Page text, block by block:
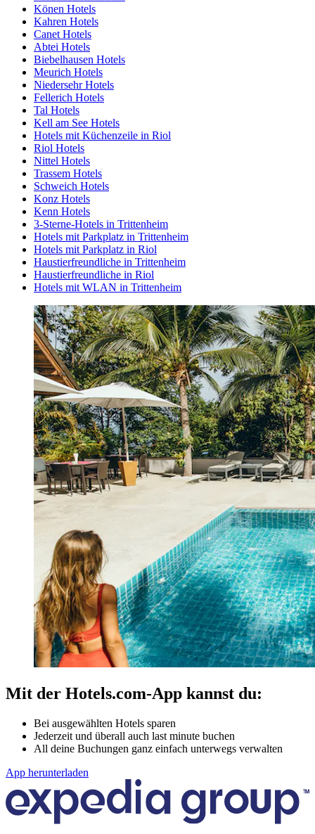
Könen Hotels
Kahren Hotels
Canet Hotels
Abtei Hotels
Biebelhausen Hotels
Meurich Hotels
Niedersehr Hotels
Fellerich Hotels
Tal Hotels
Kell am See Hotels
Hotels mit Küchenzeile in Riol
Riol Hotels
Nittel Hotels
Trassem Hotels
Schweich Hotels
Konz Hotels
Kenn Hotels
3-Sterne-Hotels in Trittenheim
Hotels mit Parkplatz in Trittenheim
Hotels mit Parkplatz in Riol
Haustierfreundliche in Trittenheim
Haustierfreundliche in Riol
Hotels mit WLAN in Trittenheim
Mit der Hotels.com-App kannst du:
Bei ausgewählten Hotels sparen
Jederzeit und überall auch last minute buchen
All deine Buchungen ganz einfach unterwegs verwalten
App herunterladen